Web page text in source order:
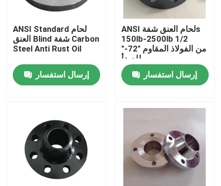
شفة أنابيب الصلب
شفة الأنبوب ANSI
BS 4504 شفة
شفة EN 1092
ANSI Standard لحام
العنق Blind شفة Carbon
Steel Anti Rust Oil
إرسال استفسار
ANSI لحام العنق شفةs
150lb-2500lb 1/2
"-72" من الفولاذ المقاوم
للصدأ
إرسال استفسار